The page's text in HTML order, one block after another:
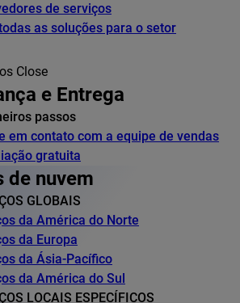
de serviços
as soluções para o setor
Close
e Entrega
passos
em contato com a equipe de vendas
gratuita
de nuvem
GLOBAIS
da América do Norte
da Europa
da Ásia-Pacífico
da América do Sul
LOCAIS ESPECÍFICOS